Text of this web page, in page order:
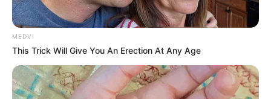
MEDVI
This Trick Will Give You An Erection At Any Age